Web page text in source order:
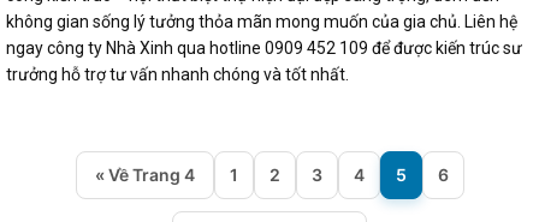
không gian sống lý tưởng thỏa mãn mong muốn của gia chủ. Liên hệ
ngay công ty Nhà Xinh qua hotline 0909 452 109 để được kiến trúc sư
trưởng hỗ trợ tư vấn nhanh chóng và tốt nhất.
« Về Trang 4 1 2 3 4 5 6